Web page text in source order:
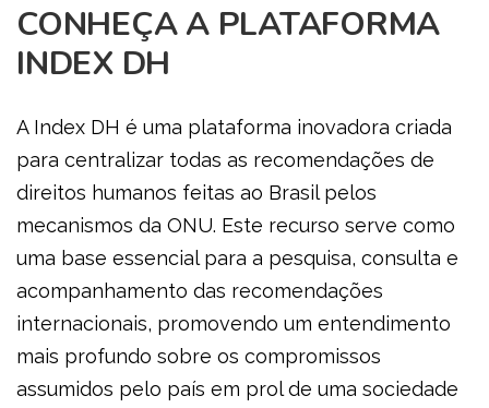
CONHEÇA A PLATAFORMA
INDEX DH
A Index DH é uma plataforma inovadora criada
para centralizar todas as recomendações de
direitos humanos feitas ao Brasil pelos
mecanismos da ONU. Este recurso serve como
uma base essencial para a pesquisa, consulta e
acompanhamento das recomendações
internacionais, promovendo um entendimento
mais profundo sobre os compromissos
assumidos pelo país em prol de uma sociedade